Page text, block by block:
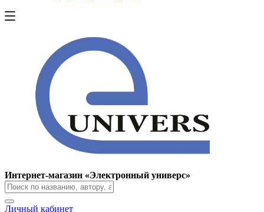
Интернет-магазин «Электронный универс»
Личный кабинет